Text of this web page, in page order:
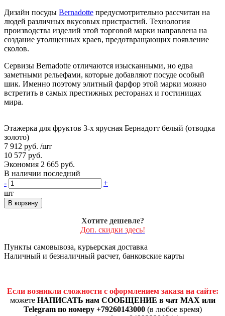
Дизайн посуды Bernadotte предусмотрительно рассчитан на
людей различных вкусовых пристрастий. Технология
производства изделий этой торговой марки направлена на
создание утолщенных краев, предотвращающих появление
сколов.
Сервизы Bernadotte отличаются изысканными, но едва
заметными рельефами, которые добавляют посуде особый
шик. Именно поэтому элитный фарфор этой марки можно
встретить в самых престижных ресторанах и гостиницах
мира.
Этажерка для фруктов 3-х ярусная Бернадотт белый (отводка
золото)
7 912 руб. /шт
10 577 руб.
Экономия 2 665 руб.
В наличии последний
-
+
шт
В корзину
Хотите дешевле?
Доп. скидки здесь!
Пункты самовывоза, курьерская доставка
Наличный и безналичный расчет, банковские карты
Если возникли сложности с оформлением заказа на сайте:
можете НАПИСАТЬ нам СООБЩЕНИЕ в чат MAX или
Telegram по номеру +79260143000(в любое время)